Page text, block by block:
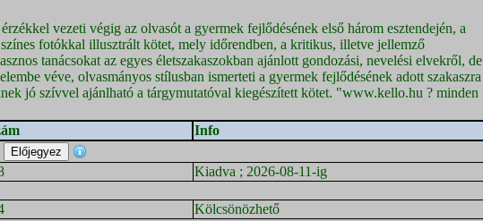
vezeti végig az olvasót a gyermek fejlődésének első három esztendején, a
fotókkal illusztrált kötet, mely időrendben, a kritikus, illetve jellemző
tanácsokat az egyes életszakaszokban ajánlott gondozási, nevelési elvekről, de
véve, olvasmányos stílusban ismerteti a gyermek fejlődésének adott szakaszra
jó szívvel ajánlható a tárgymutatóval kiegészített kötet. "www.kello.hu ? minden
Info
Kiadva ; 2026-08-11-ig
Kölcsönözhető